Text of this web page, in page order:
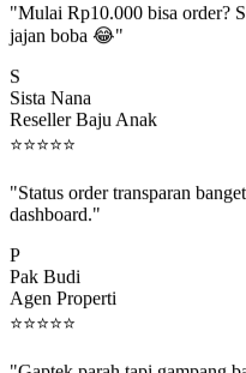
jajan boba 😂"
Sista Nana
Reseller Baju Anak
⭐⭐⭐⭐⭐
dashboard."
Pak Budi
Agen Properti
⭐⭐⭐⭐⭐